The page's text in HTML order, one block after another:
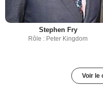
Stephen Fry
Rôle : Peter Kingdom
Voir le